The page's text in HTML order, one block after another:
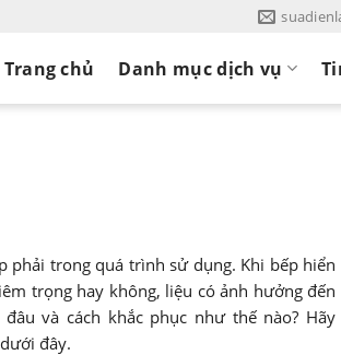
Trang chủ Danh mục dịch vụ
trong quá trình sử dụng. Khi bếp hiển
trọng hay không, liệu có ảnh hưởng đến
và cách khắc phục như thế nào? Hãy
đây.